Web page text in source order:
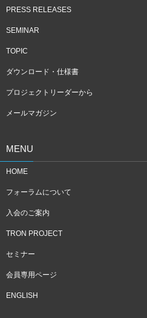
PRESS RELEASES
SEMINAR
TOPIC
ダウンロード・仕様書
プロジェクトリーダーから
メールマガジン
MENU
HOME
フォーラムについて
入会のご案内
TRON PROJECT
セミナー
会員専用ページ
ENGLISH